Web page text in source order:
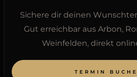
Sichere dir deinen
Gut erreichbar aus Arbon,
Weinfelden, direkt
TERMIN